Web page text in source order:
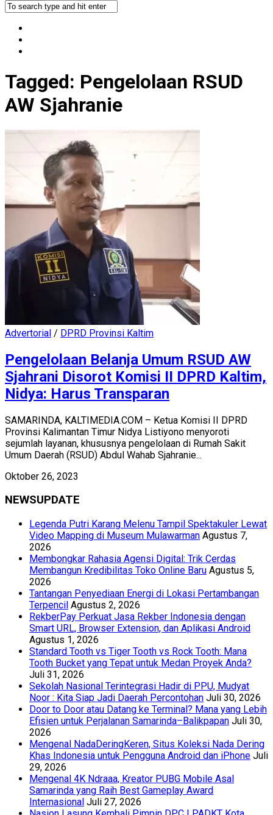
Tagged: Pengelolaan RSUD
AW Sjahranie
Advertorial / DPRD Provinsi Kaltim
Pengelolaan Belanja Umum RSUD AW
Sjahrani Disorot Komisi II DPRD Kaltim,
Nidya: Harus Transparan
SAMARINDA, KALTIMEDIA.COM – Ketua Komisi II DPRD
Provinsi Kalimantan Timur Nidya Listiyono menyoroti
sejumlah layanan, khususnya pengelolaan di Rumah Sakit
Umum Daerah (RSUD) Abdul Wahab Sjahranie...
Oktober 26, 2023
NEWSUPDATE
Legenda Putri Karang Melenu Tampil Spektakuler Lewat
Video Mapping di Museum Mulawarman Agustus 7,
2026
Membongkar Rahasia Agensi Digital: Trik Cerdas
Membangun Kredibilitas Toko Online Baru Agustus 5,
2026
Tantangan Penyediaan Energi di Lokasi Pertambangan
Terpencil Agustus 2, 2026
RekberPay Perkuat Jasa Rekber Indonesia dengan
Smart URL, Browser Extension, dan Aplikasi Android
Agustus 1, 2026
Standard Tooth vs Tiger Tooth vs Rock Tooth: Mana
Tooth Bucket yang Tepat untuk Medan Proyek Anda?
Juli 31, 2026
Sekolah Nasional Terintegrasi Hadir di PPU, Mudyat
Noor : Kita Siap Jadi Daerah Percontohan Juli 30, 2026
Door to Door atau Datang ke Terminal? Mana yang Lebih
Efisien untuk Perjalanan Samarinda–Balikpapan Juli 30,
2026
Mengenal NadaDeringKeren, Situs Koleksi Nada Dering
Khas Indonesia untuk Pengguna Android dan iPhone Juli
29, 2026
Mengenal 4K Ndraaa, Kreator PUBG Mobile Asal
Samarinda yang Raih Best Gameplay Award
Internasional Juli 27, 2026